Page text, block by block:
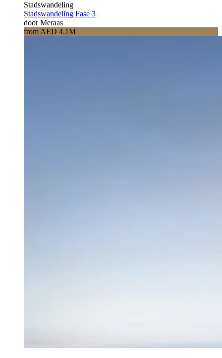
Stadswandeling
Stadswandeling Fase 3
door Meraas
from AED 4.1M